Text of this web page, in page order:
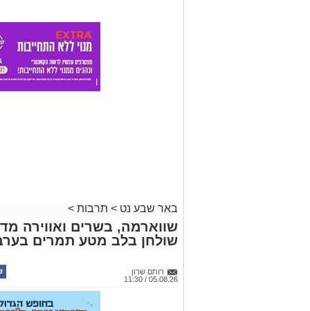
באר שבע נט > תרבות >
שווארמה, בשרים ואווירה
שולחן בלב מטע תמרים
רותם שרון
05.08.26 / 11:30